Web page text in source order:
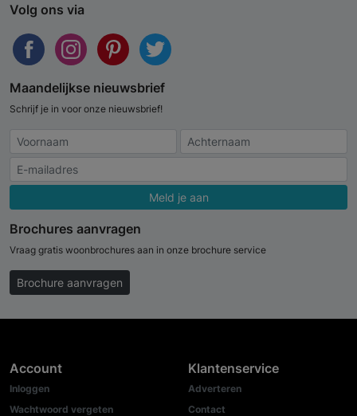
Volg ons via
Maandelijkse nieuwsbrief
Schrijf je in voor onze nieuwsbrief!
Meld je aan
Brochures aanvragen
Vraag gratis woonbrochures aan in onze brochure service
Brochure aanvragen
Account
Inloggen
Wachtwoord vergeten
Klantenservice
Adverteren
Contact